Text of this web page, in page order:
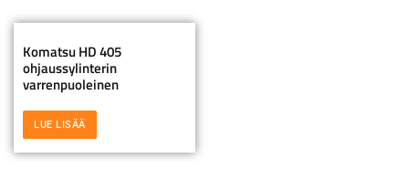
Komatsu HD 405
ohjaussylinterin
varrenpuoleinen
LUE LISÄÄ